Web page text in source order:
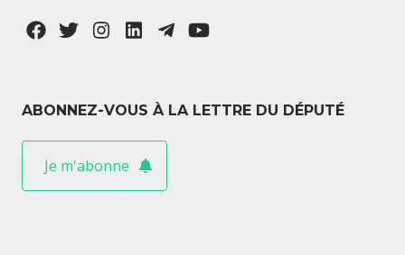
ABONNEZ-VOUS À LA LETTRE DU DÉPUTÉ
Je m'abonne